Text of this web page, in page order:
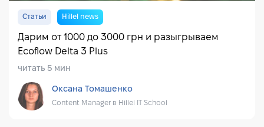
Статьи Hillel news
Дарим от 1000 до 3000 грн и разыгрываем
Ecoflow Delta 3 Plus
читать 5 мин
Оксана Томашенко
Content Manager в Hillel IT School